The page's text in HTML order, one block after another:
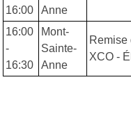
16:00
Anne
16:00
-
16:30
Mont-
Sainte-
Anne
Remise
XCO -